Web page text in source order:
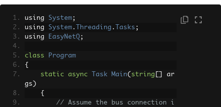
t B")
}
}
}
using System;
using System . Threading . Tasks ;
using
EasyNetQ;
class
Program
{
static
async Task Main( string
ar
gs )
{
// Assume the bus connection i